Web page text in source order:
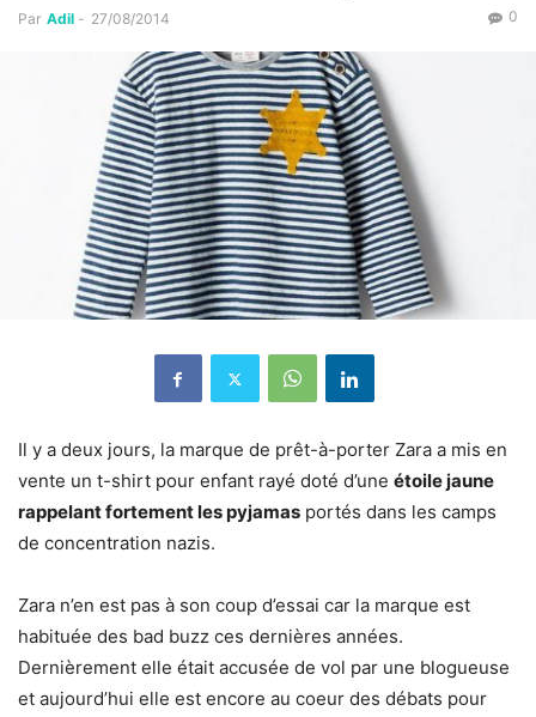
Par Adil - 27/08/2014 0
Il y a deux jours, la marque de prêt-à-porter Zara a mis en
vente un t-shirt pour enfant rayé doté d’une étoile jaune
rappelant fortement les pyjamas portés dans les camps
de concentration nazis.
Zara n’en est pas à son coup d’essai car la marque est
habituée des bad buzz ces dernières années.
Dernièrement elle était accusée de vol par une blogueuse
et aujourd’hui elle est encore au coeur des débats pour